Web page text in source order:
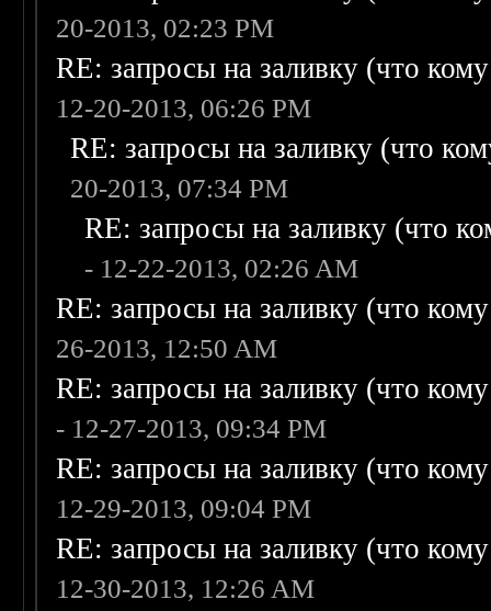
20-2013, 02:23 PM
RE: запросы на заливку (что
12-20-2013, 06:26 PM
RE: запросы на заливку (что
20-2013, 07:34 PM
RE: запросы на заливку (что
- 12-22-2013, 02:26 AM
RE: запросы на заливку (что
26-2013, 12:50 AM
RE: запросы на заливку (что
- 12-27-2013, 09:34 PM
RE: запросы на заливку (что
12-29-2013, 09:04 PM
RE: запросы на заливку (что
12-30-2013, 12:26 AM